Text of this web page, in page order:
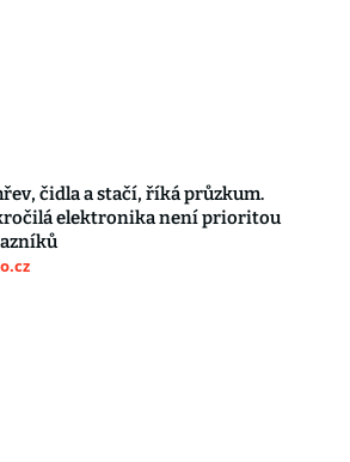
čidla a stačí, říká průzkum.
elektronika není prioritou